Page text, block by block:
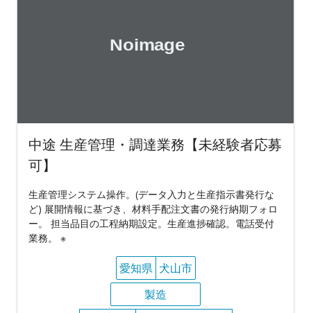
中途 生産管理・調達業務【未経験者応募
可】
生産管理システム操作。(データ入力と生産指示書発行な
ど) 展開情報に基づき、材料手配注文書の発行納期フォロ
ー。 担当品目の工程納期設定。生産進捗確認。電話受付
業務。 ※
愛知県 犬山市
製造